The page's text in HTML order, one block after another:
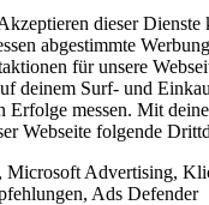
dieser
abgestimmte
für unsere
deinem Surf- und
Erfolge messen. Mit
Webseite folgende
Microsoft Advertising,
Ads Defender